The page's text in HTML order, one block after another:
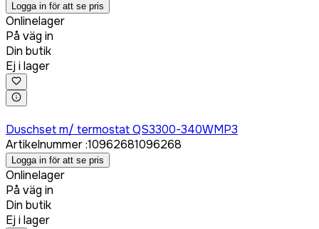
Logga in för att se pris
Onlinelager
På väg in
Din butik
Ej i lager
Duschset m/ termostat QS3300-340WMP3
Artikelnummer:10962681096268
Logga in för att se pris
Onlinelager
På väg in
Din butik
Ej i lager